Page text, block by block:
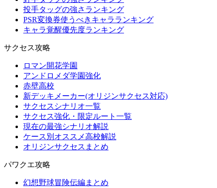
投手タッグの強さランキング
PSR変換券使うべきキャラランキング
キャラ覚醒優先度ランキング
サクセス攻略
ロマン開花学園
アンドロメダ学園強化
赤壁高校
新デッキメーカー(オリジンサクセス対応)
サクセスシナリオ一覧
サクセス強化・限定ルート一覧
現在の最強シナリオ解説
ケース別オススメ高校解説
オリジンサクセスまとめ
パワクエ攻略
幻想野球冒険伝編まとめ